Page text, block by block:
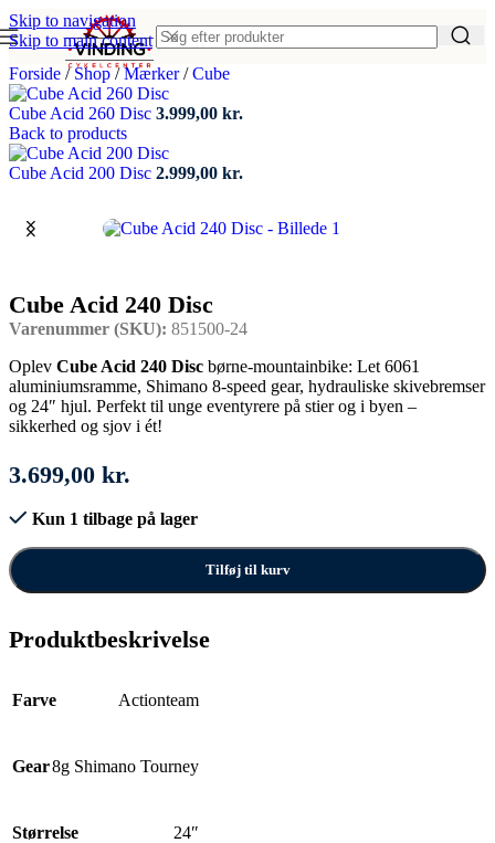
Skip to navigation
Skip to main content
Forside / Shop/ Mærker/ Cube
Cube Acid 260 Disc 3.999,00 kr.
Back to products
Cube Acid 200 Disc 2.999,00 kr.
Cube Acid 240 Disc
Varenummer (SKU): 851500-24
Oplev Cube Acid 240 Disc børne-mountainbike: Let 6061
aluminiumsramme, Shimano 8-speed gear, hydrauliske skivebremser
og 24″ hjul. Perfekt til unge eventyrere på stier og i byen –
sikkerhed og sjov i ét!
3.699,00 kr.
Kun 1 tilbage på lager
Tilføj til kurv
Produktbeskrivelse
Farve Actionteam
Gear8g Shimano Tourney
Størrelse 24″